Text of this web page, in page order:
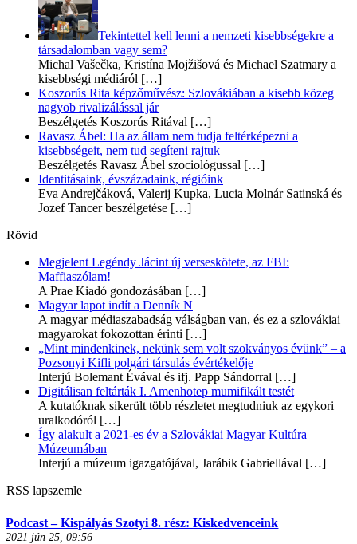
Tekintettel kell lenni a nemzeti kisebbségekre a
társadalomban vagy sem?
Michal Vašečka, Kristína Mojžišová és Michael Szatmary a
kisebbségi médiáról […]
Koszorús Rita képzőművész: Szlovákiában a kisebb közeg
nagyob rivalizálással jár
Beszélgetés Koszorús Ritával […]
Ravasz Ábel: Ha az állam nem tudja feltérképezni a
kisebbségeit, nem tud segíteni rajtuk
Beszélgetés Ravasz Ábel szociológussal […]
Identitásaink, évszázadaink, régióink
Eva Andrejčáková, Valerij Kupka, Lucia Molnár Satinská és
Jozef Tancer beszélgetése […]
Rövid
Megjelent Legéndy Jácint új verseskötete, az FBI:
Maffiaszólam!
A Prae Kiadó gondozásában […]
Magyar lapot indít a Denník N
A magyar médiaszabadság válságban van, és ez a szlovákiai
magyarokat fokozottan érinti […]
„Mint mindenkinek, nekünk sem volt szokványos évünk” – a
Pozsonyi Kifli polgári társulás évértékelője
Interjú Bolemant Évával és ifj. Papp Sándorral […]
Digitálisan feltárták I. Amenhotep mumifikált testét
A kutatóknak sikerült több részletet megtudniuk az egykori
uralkodóról […]
Így alakult a 2021-es év a Szlovákiai Magyar Kultúra
Múzeumában
Interjú a múzeum igazgatójával, Jarábik Gabriellával […]
RSS lapszemle
Podcast – Kispályás Szotyi 8. rész: Kiskedvenceink
2021 jún 25, 09:56